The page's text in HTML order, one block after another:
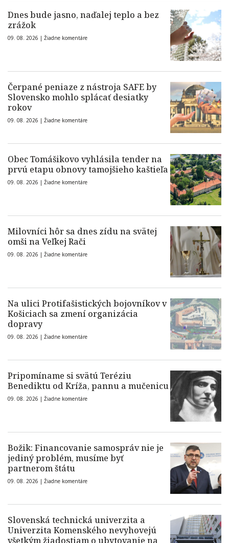
Dnes bude jasno, naďalej teplo a bez
zrážok
09. 08. 2026 | Žiadne komentáre
Čerpané peniaze z nástroja SAFE by
Slovensko mohlo splácať desiatky
rokov
09. 08. 2026 | Žiadne komentáre
Obec Tomášikovo vyhlásila tender na
prvú etapu obnovy tamojšieho kaštieľa
09. 08. 2026 | Žiadne komentáre
Milovníci hôr sa dnes zídu na svätej
omši na Veľkej Rači
09. 08. 2026 | Žiadne komentáre
Na ulici Protifašistických bojovníkov v
Košiciach sa zmení organizácia
dopravy
09. 08. 2026 | Žiadne komentáre
Pripomíname si svätú Teréziu
Benediktu od Kríža, pannu a mučenicu
09. 08. 2026 | Žiadne komentáre
Božik: Financovanie samospráv nie je
jediný problém, musíme byť
partnerom štátu
09. 08. 2026 | Žiadne komentáre
Slovenská technická univerzita a
Univerzita Komenského nevyhovejú
všetkým žiadostiam o ubytovanie na